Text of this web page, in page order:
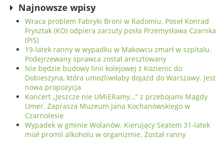
Najnowsze wpisy
Wraca problem Fabryki Broni w Radomiu. Poseł Konrad
Frysztak (KO) odpiera zarzuty posła Przemysława Czarnka
(PiS)
19-latek ranny w wypadku w Makowcu zmarł w szpitalu.
Podejrzewany sprawca został aresztowany
Nie będzie budowy linii kolejowej z Kozienic do
Dobieszyna, która umożliwiłaby dojazd do Warszawy. Jest
nowa propozycja
Koncert „Jeszcze nie UMiERamy…” z przebojami Magdy
Umer. Zaprasza Muzeum Jana Kochanowskiego w
Czarnolesie
Wypadek w gminie Wolanów. Kierujący Seatem 31-latek
miał promil alkoholu w organizmie. Został ranny